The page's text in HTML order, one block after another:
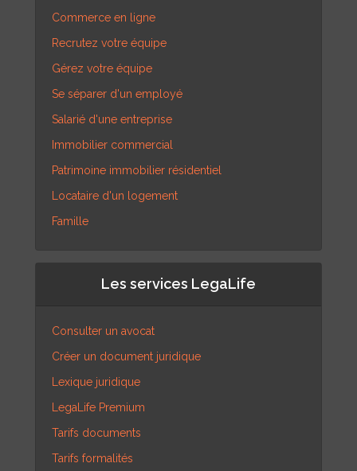
Commerce en ligne
Recrutez votre équipe
Gérez votre équipe
Se séparer d'un employé
Salarié d'une entreprise
Immobilier commercial
Patrimoine immobilier résidentiel
Locataire d'un logement
Famille
Les services LegaLife
Consulter un avocat
Créer un document juridique
Lexique juridique
LegaLife Premium
Tarifs documents
Tarifs formalités